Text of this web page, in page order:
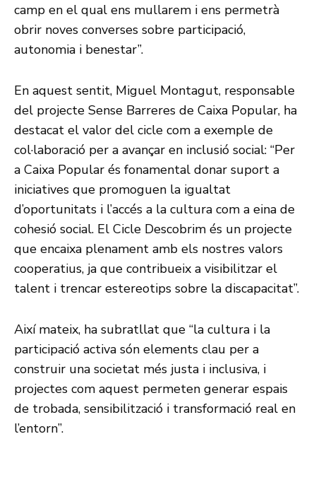
camp en el qual ens mullarem i ens permetrà
obrir noves converses sobre participació,
autonomia i benestar”.
En aquest sentit, Miguel Montagut, responsable
del projecte Sense Barreres de Caixa Popular, ha
destacat el valor del cicle com a exemple de
col·laboració per a avançar en inclusió social: “Per
a Caixa Popular és fonamental donar suport a
iniciatives que promoguen la igualtat
d’oportunitats i l’accés a la cultura com a eina de
cohesió social. El Cicle Descobrim és un projecte
que encaixa plenament amb els nostres valors
cooperatius, ja que contribueix a visibilitzar el
talent i trencar estereotips sobre la discapacitat”.
Així mateix, ha subratllat que “la cultura i la
participació activa són elements clau per a
construir una societat més justa i inclusiva, i
projectes com aquest permeten generar espais
de trobada, sensibilització i transformació real en
l’entorn”.